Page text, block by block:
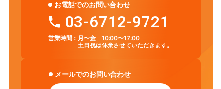
お電話でのお問い合わせ
03-6712-9721
営業時間： 月〜金 10:00〜17:00
土日祝は休業させていただきます。
メールでのお問い合わせ